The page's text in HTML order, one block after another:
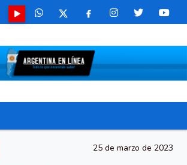
25 de marzo de 2023